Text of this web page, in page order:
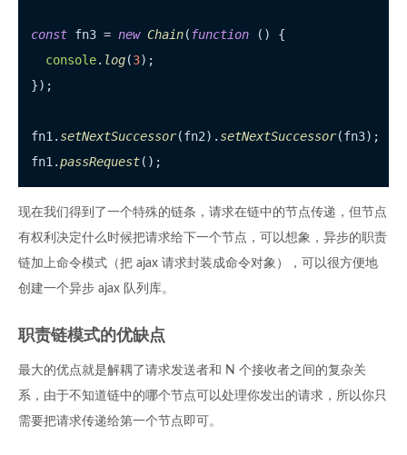
const fn3 = new Chain( function ( ) {
console. log(3);
});
fn1. setNextSuccessor(fn2). setNextSuccessor(fn3);
fn1.passRequest
现在我们得到了一个特殊的链条，请求在链中的节点传递，但节点
有权利决定什么时候把请求给下一个节点，可以想象，异步的职责
链加上命令模式（把 ajax 请求封装成命令对象），可以很方便地
创建一个异步 ajax 队列库。
职责链模式的优缺点
最大的优点就是解耦了请求发送者和 N 个接收者之间的复杂关
系，由于不知道链中的哪个节点可以处理你发出的请求，所以你只
需要把请求传递给第一个节点即可。